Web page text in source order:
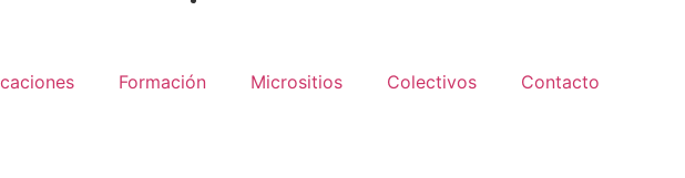
Formación Micrositios Colectivos Contacto